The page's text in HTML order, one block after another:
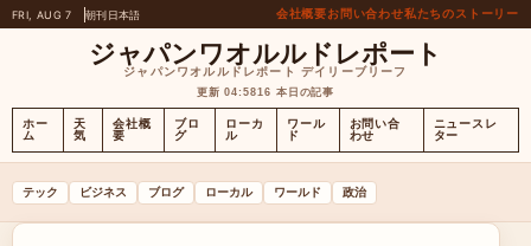
FRI, AUG 7 朝刊日本語 会社概要お問い合わせ私たちのストーリー
ジャパンワオルルドレポート
ジャパンワオルルドレポート デイリーブリーフ
更新 04:5816 本日の記事
ホー
ム
天
気
会社概
要
ブロ
グ
ローカ
ル
ワール
ド
お問い合
わせ
ニュースレ
ター
テック ビジネス ブログ ローカル ワールド 政治